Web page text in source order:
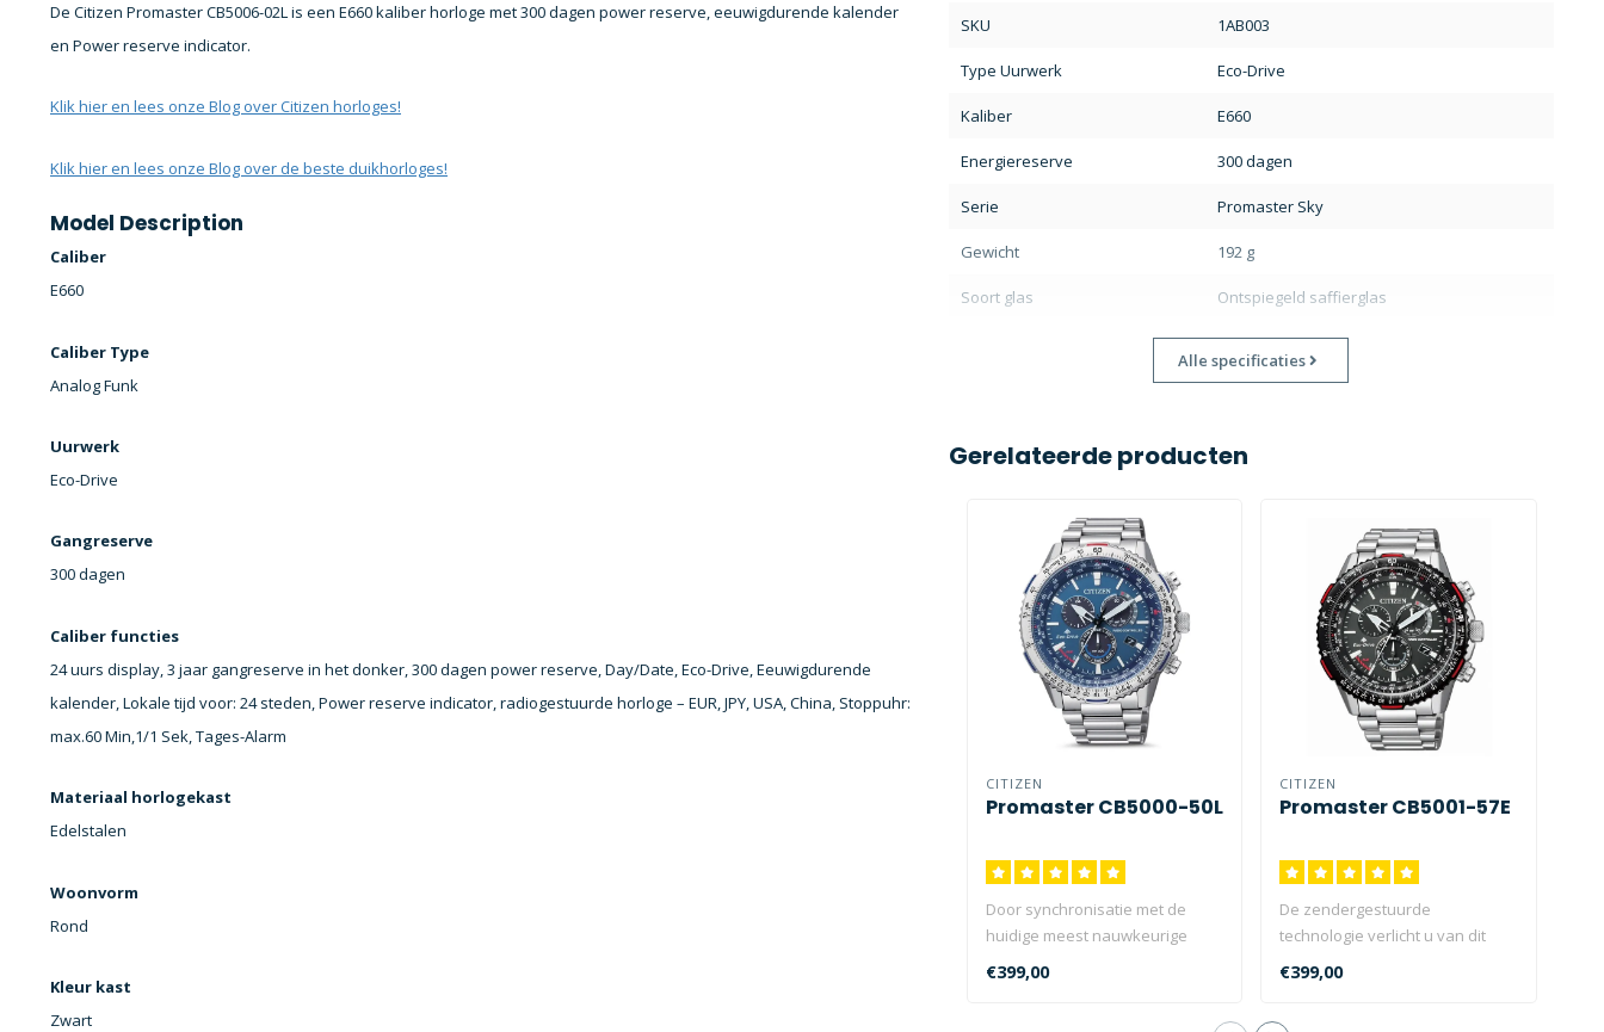
De Citizen Promaster CB5006-02L is een E660 kaliber horloge met 300 dagen power reserve, eeuwigdurende kalender
en Power reserve indicator.
Klik hier en lees onze Blog over Citizen horloges!
Klik hier en lees onze Blog over de beste duikhorloges!
Model Description
Caliber
E660
Caliber Type
Analog Funk
Uurwerk
Eco-Drive
Gangreserve
300 dagen
Caliber functies
24 uurs display, 3 jaar gangreserve in het donker, 300 dagen power reserve, Day/Date, Eco-Drive, Eeuwigdurende
kalender, Lokale tijd voor: 24 steden, Power reserve indicator, radiogestuurde horloge – EUR, JPY, USA, China, Stoppuhr:
max.60 Min,1/1 Sek, Tages-Alarm
Materiaal horlogekast
Edelstalen
Woonvorm
Rond
Kleur kast
Zwart
SKU 1AB003
Type Uurwerk Eco-Drive
Kaliber E660
Energiereserve 300 dagen
Serie Promaster Sky
Gewicht 192 g
Soort glas Ontspiegeld saffierglas
Alle specificaties
Gerelateerde producten
CITIZEN
Promaster CB5000-50L
Door synchronisatie met de
huidige meest nauwkeurige
€399,00
CITIZEN
Promaster CB5001-57E
De zendergestuurde
technologie verlicht u van dit
€399,00